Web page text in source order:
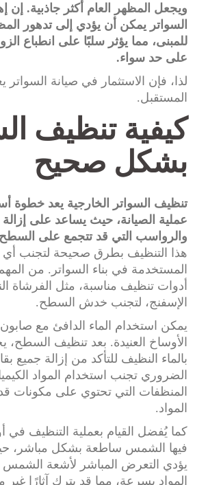
ويجعل المظهر العام أكثر جاذبية. إن
السواتر يمكن أن يؤدي إلى تدهور
للمبنى، مما يؤثر سلبًا على انطباع
على حد سواء.
لذا، فإن الاستثمار في صيانة السواتر
المستقبل.
كيفية تنظيف
بشكل صحيح
تنظيف السواتر الخارجية يعد خطوة
عملية الصيانة، حيث يساعد على إزالة
والرواسب التي قد تتجمع على
هذا التنظيف بطرق صحيحة لتجنب أي
المستخدمة في بناء السواتر. من
أدوات تنظيف مناسبة، مثل الفرشاة
الإسفنج، لتجنب خدش السطح.
يمكن استخدام الماء الدافئ مع
الأوساخ العنيدة. بعد تنظيف
بالماء النظيف للتأكد من إزالة جميع
الضروري تجنب استخدام المواد
المنظفات التي تحتوي على مكونات
المواد.
كما يُفضل القيام بعملية التنظيف في
فيها الشمس ساطعة بشكل مباشر،
يؤدي التعرض المباشر لأشعة
المواد بسرعة، مما قد يترك آثارًا